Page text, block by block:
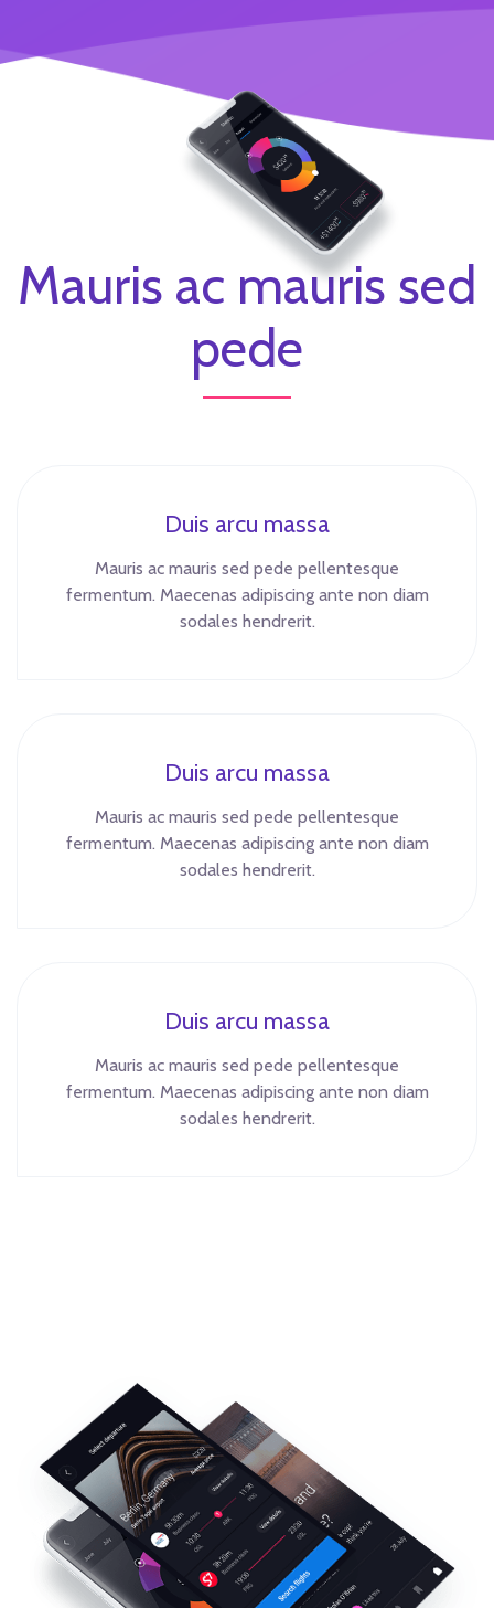
Mauris ac mauris sed
pede
Duis arcu massa
Mauris ac mauris sed pede pellentesque
fermentum. Maecenas adipiscing ante non diam
sodales hendrerit.
Duis arcu massa
Mauris ac mauris sed pede pellentesque
fermentum. Maecenas adipiscing ante non diam
sodales hendrerit.
Duis arcu massa
Mauris ac mauris sed pede pellentesque
fermentum. Maecenas adipiscing ante non diam
sodales hendrerit.